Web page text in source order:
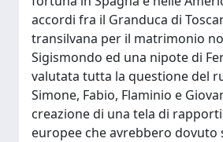
accordi fra il Granduca di
transilvana per il matrimonio
Sigismondo ed una nipote di
valutata tutta la questione del
Simone, Fabio, Flaminio e
creazione di una tela di
europee che avrebbero dovuto